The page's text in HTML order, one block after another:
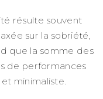
résulte souvent
sur la sobriété,
que la somme des
de performances
minimaliste.